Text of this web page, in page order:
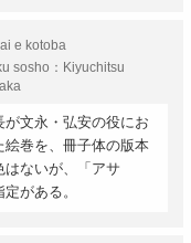
e kotoba
sosho：Kiyuchitsu
文永・弘安の役にお
絵巻を、冊子体の版本
はないが、「アサ
がある。